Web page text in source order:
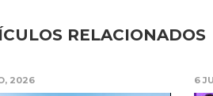
RELACIONADOS
2026 6